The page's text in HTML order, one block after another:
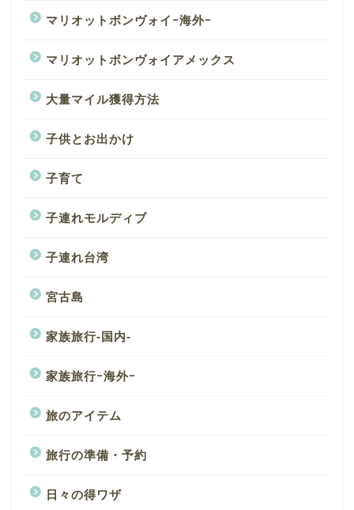
マリオットボンヴォイｰ海外ｰ
マリオットボンヴォイアメックス
大量マイル獲得方法
子供とお出かけ
子育て
子連れモルディブ
子連れ台湾
宮古島
家族旅行-国内-
家族旅行ｰ海外ｰ
旅のアイテム
旅行の準備・予約
日々の得ワザ